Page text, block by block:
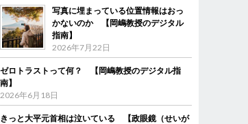
写真に埋まっている位置情報はおっ
かないのか 【岡嶋教授のデジタル
指南】
2026年7月22日
ゼロトラストって何？ 【岡嶋教授のデジタル指
南】
2026年6月18日
きっと大平元首相は泣いている 【政眼鏡（せいが